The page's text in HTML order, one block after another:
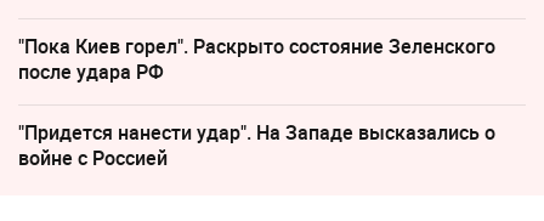
"Пока Киев горел". Раскрыто состояние Зеленского
после удара РФ
"Придется нанести удар". На Западе высказались о
войне с Россией